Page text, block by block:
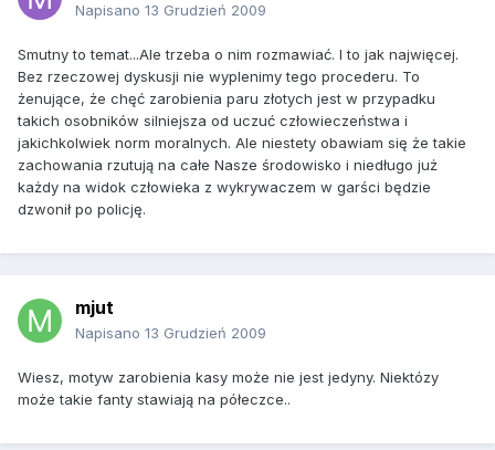
Napisano 13 Grudzień 2009
Smutny to temat...Ale trzeba o nim rozmawiać. I to jak najwięcej.
Bez rzeczowej dyskusji nie wyplenimy tego procederu. To
żenujące, że chęć zarobienia paru złotych jest w przypadku
takich osobników silniejsza od uczuć człowieczeństwa i
jakichkolwiek norm moralnych. Ale niestety obawiam się że takie
zachowania rzutują na całe Nasze środowisko i niedługo już
każdy na widok człowieka z wykrywaczem w garści będzie
dzwonił po policję.
mjut
Napisano 13 Grudzień 2009
Wiesz, motyw zarobienia kasy może nie jest jedyny. Niektózy
może takie fanty stawiają na półeczce..